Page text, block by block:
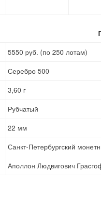
5550 руб. (по 250 лотам)
Серебро 500
3,60 г
Рубчатый
22 мм
Санкт-Петербургский
Аполлон Людвигович